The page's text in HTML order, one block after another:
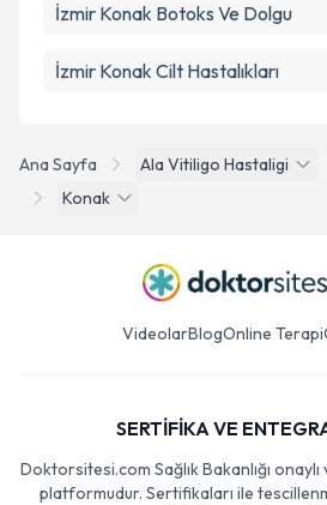
Ana Sayfa Ala Vitiligo Hastaligi
Konak
İzmir Konak Botoks Ve Dolgu
İzmir Konak Cilt Hastalıkları
VideolarBlogOnline Terapi
SERTİFİKA VE
Doktorsitesi.com Sağlık Bakanlığı
platformudur. Sertifikaları ile